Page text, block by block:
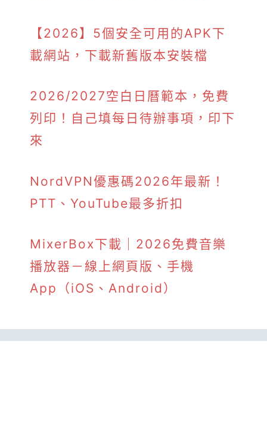
【2026】5個安全可用的APK下
載網站，下載新舊版本安裝檔
2026/2027空白日曆範本，免費
列印！自己填每日待辦事項，印下
來
NordVPN優惠碼2026年最新！
PTT、YouTube最多折扣
MixerBox下載｜2026免費音樂
播放器－線上網頁版、手機
App（iOS、Android）